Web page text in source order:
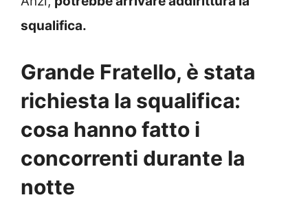
squalifica.
Grande Fratello, è stata
richiesta la squalifica:
cosa hanno fatto i
concorrenti durante la
notte